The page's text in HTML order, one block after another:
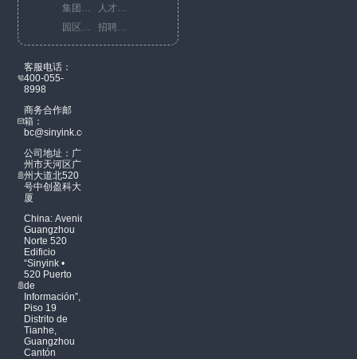
客服电话：
400-055-
8998
商务合作邮
箱：
bc@sinyink.com
公司地址：广
州市天河区广
州大道北520
号中创盈科大
厦
China: Avenida
Guangzhou
Norte 520
Edificio
“Sinyink •
520 Puerto
de
Información”,
Piso 19
Distrito de
Tianhe,
Guangzhou
Cantón